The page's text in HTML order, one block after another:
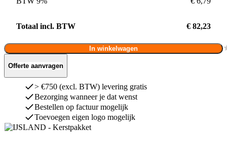
Totaal incl. BTW € 82,23
In winkelwagen
Offerte aanvragen
> €750 (excl. BTW) levering gratis
Bezorging wanneer je dat wenst
Bestellen op factuur mogelijk
Toevoegen eigen logo mogelijk